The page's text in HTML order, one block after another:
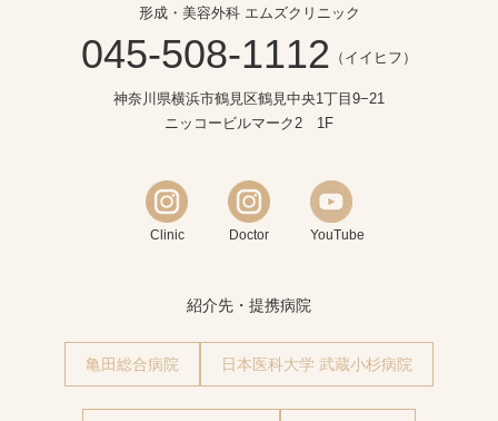
形成・美容外科 エムズクリニック
045-508-1112 （イイヒフ）
神奈川県横浜市鶴見区鶴見中央1丁目9−21
ニッコービルマーク2 1F
Clinic Doctor YouTube
紹介先・提携病院
亀田総合病院 日本医科大学 武蔵小杉病院